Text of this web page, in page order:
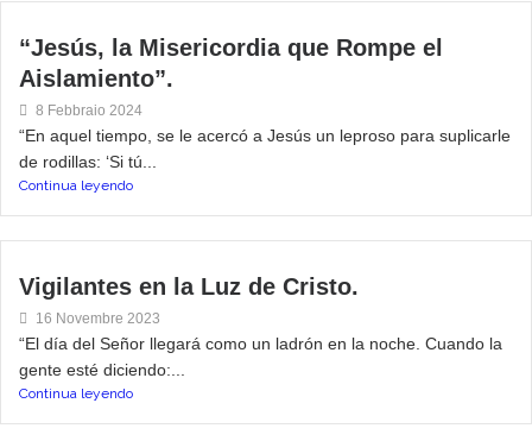
“Jesús, la Misericordia que Rompe el
Aislamiento”.
8 Febbraio 2024
“En aquel tiempo, se le acercó a Jesús un leproso para suplicarle
de rodillas: ‘Si tú...
Continua leyendo
Vigilantes en la Luz de Cristo.
16 Novembre 2023
“El día del Señor llegará como un ladrón en la noche. Cuando la
gente esté diciendo:...
Continua leyendo